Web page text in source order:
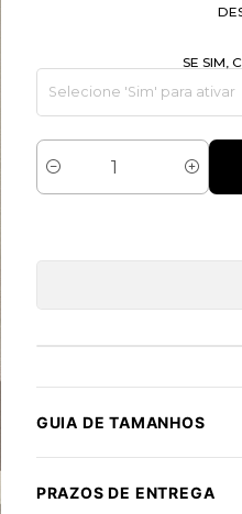
SE SIM,
Quantidade
GUIA DE TAMANHOS
PRAZOS DE ENTREGA